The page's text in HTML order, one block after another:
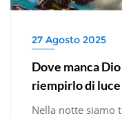
27 Agosto 2025
Dove manca
riempirlo di luce
Nella notte siamo